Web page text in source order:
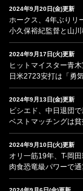
2024年9月20日(金)更新
ホークス、4年ぶりリ
小久保裕紀監督と山
2024年9月17日(火)更新
ヒットマイスター青
日米2723安打は「勇
2024年9月13日(金)更新
ビシエド、中日退団
ベストマッチングは
2024年9月10日(火)更新
オリ一筋19年、T-岡
肉食恐竜級パワーで